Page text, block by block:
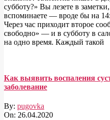
субботу?» Вы лезете в
вспоминаете — вроде бы на
Через час приходит второе
свободно» — и в субботу в
на одно время. Каждый такой
Как выявить воспаления
заболевание
By: pugovka
On: 26.04.2020